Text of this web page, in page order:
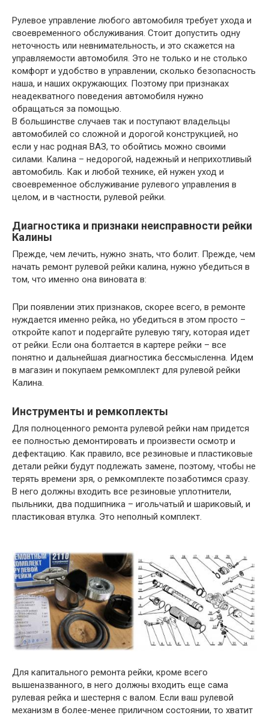
Рулевое управление любого автомобиля требует ухода и
своевременного обслуживания. Стоит допустить одну
неточность или невнимательность, и это скажется на
управляемости автомобиля. Это не только и не столько
комфорт и удобство в управлении, сколько безопасность
наша, и наших окружающих. Поэтому при признаках
неадекватного поведения автомобиля нужно
обращаться за помощью.
В большинстве случаев так и поступают владельцы
автомобилей со сложной и дорогой конструкцией, но
если у нас родная ВАЗ, то обойтись можно своими
силами. Калина – недорогой, надежный и неприхотливый
автомобиль. Как и любой технике, ей нужен уход и
своевременное обслуживание рулевого управления в
целом, и в частности, рулевой рейки.
Диагностика и признаки неисправности рейки
Калины
Прежде, чем лечить, нужно знать, что болит. Прежде, чем
начать ремонт рулевой рейки калина, нужно убедиться в
том, что именно она виновата в:
При появлении этих признаков, скорее всего, в ремонте
нуждается именно рейка, но убедиться в этом просто –
откройте капот и подергайте рулевую тягу, которая идет
от рейки. Если она болтается в картере рейки – все
понятно и дальнейшая диагностика бессмысленна. Идем
в магазин и покупаем ремкомплект для рулевой рейки
Калина.
Инструменты и ремкоплекты
Для полноценного ремонта рулевой рейки нам придется
ее полностью демонтировать и произвести осмотр и
дефектацию. Как правило, все резиновые и пластиковые
детали рейки будут подлежать замене, поэтому, чтобы не
терять времени зря, о ремкомплекте позаботимся сразу.
В него должны входить все резиновые уплотнители,
пыльники, два подшипника – игольчатый и шариковый, и
пластиковая втулка. Это неполный комплект.
Для капитального ремонта рейки, кроме всего
вышеназванного, в него должны входить еще сама
рулевая рейка и шестерня с валом. Если ваш рулевой
механизм в более-менее приличном состоянии, то хватит